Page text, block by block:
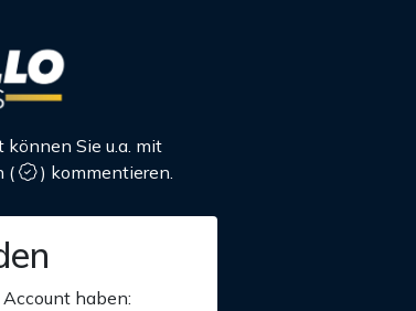
Sie u.a. mit
( ) kommentieren.
haben: